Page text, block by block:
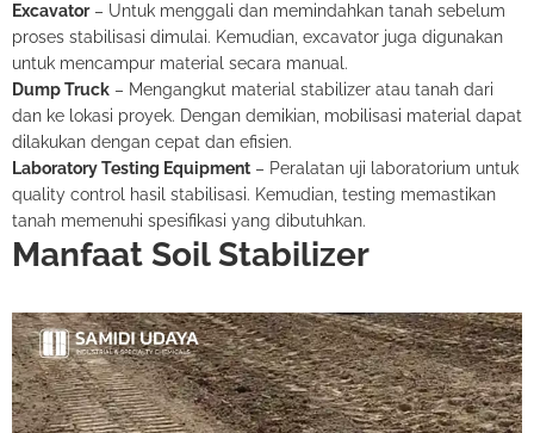
Excavator– Untuk menggali dan memindahkan tanah sebelum
proses stabilisasi dimulai. Kemudian, excavator juga digunakan
untuk mencampur material secara manual.
Dump Truck – Mengangkut material stabilizer atau tanah dari
dan ke lokasi proyek. Dengan demikian, mobilisasi material dapat
dilakukan dengan cepat dan efisien.
Laboratory Testing Equipment – Peralatan uji laboratorium untuk
quality control hasil stabilisasi. Kemudian, testing memastikan
tanah memenuhi spesifikasi yang dibutuhkan.
Manfaat Soil Stabilizer